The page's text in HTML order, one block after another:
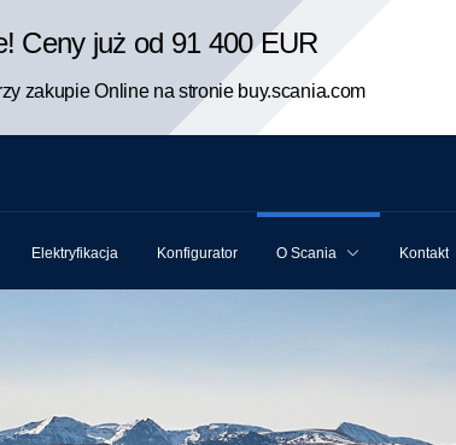
Ceny już od 91 400 EUR
zakupie Online na stronie buy.scania.com
Elektryfikacja Konfigurator O Scania Kontakt